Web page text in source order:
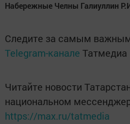
Набережные Челны Галиуллин
Следите за самым
Telegram-канале Татмедиа
Читайте новости
национальном
https://max.ru/tatmedia